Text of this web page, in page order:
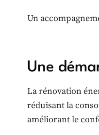
Un
Une
La rénovation
réduisant la
améliorant le